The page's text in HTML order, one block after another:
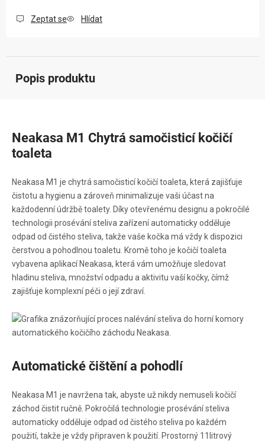
Zeptat se Hlídat
Popis produktu
Neakasa M1 Chytrá samočisticí kočičí
toaleta
Neakasa M1 je chytrá samočisticí kočičí toaleta, která zajišťuje
čistotu a hygienu a zároveň minimalizuje vaši účast na
každodenní údržbě toalety. Díky otevřenému designu a pokročilé
technologii prosévání steliva zařízení automaticky odděluje
odpad od čistého steliva, takže vaše kočka má vždy k dispozici
čerstvou a pohodlnou toaletu. Kromě toho je kočičí toaleta
vybavena aplikací Neakasa, která vám umožňuje sledovat
hladinu steliva, množství odpadu a aktivitu vaší kočky, čímž
zajišťuje komplexní péči o její zdraví.
Automatické čištění a pohodlí
Neakasa M1 je navržena tak, abyste už nikdy nemuseli kočičí
záchod čistit ručně. Pokročilá technologie prosévání steliva
automaticky odděluje odpad od čistého steliva po každém
použití, takže je vždy připraven k použití. Prostorný 11litrový